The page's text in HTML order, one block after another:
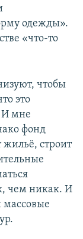
одежды».
«что-то
чтобы
это
И мне
фонд
строит
чем никак. И
массовые